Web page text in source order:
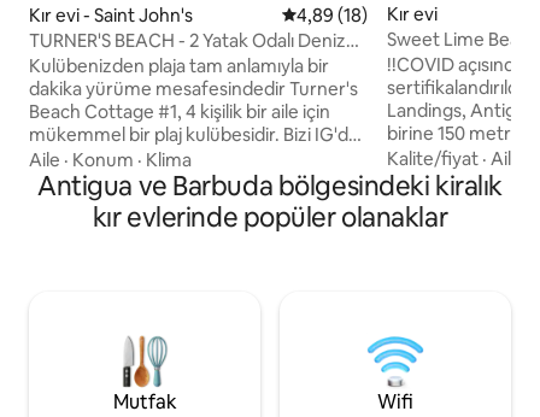
Kır evi - Saint John's 5 üzerinden ortalama 4,89
4,89 (18)
TURNER'S BEACH - 2 Yatak Odalı Denize
Sıfır Kır Evi
Kulübenizden plaja tam anlamıyla bir
dakika yürüme mesafesindedir Turner's
Beach Cottage #1, 4 kişilik bir aile için
mükemmel bir plaj kulübesidir. Bizi IG'de
takip edin @starfishantigua Bu iki yatak
odalı kır evi en fazla 4 kişilik bir aileye
rahatça sığabilir. Ana yatak odası: queen
boy yatak, İkinci yatak odası: İki tek kişilik
için daha uygundur. Tesiste plaj
şezlongları ve şemsiyeleri mevcuttur
Ücretsiz park yeri
Aile · Konum · Klima
Kır evi
Sweet Lime
!!COVID
sertifikalandırıldı
Landings,
birine 150
uygun fiyatlı, bir
ve bir stüdyo
güneybatı
çeşitli
yıldızlarla dolu
dinlendirici bir
Kalite/fiyat · Aile
Antigua ve Barbuda bölgesindeki kiralık
kır evlerinde popüler olanaklar
Mutfak Wifi